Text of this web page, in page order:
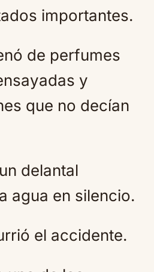
importantes.
de perfumes
y
que no decían
delantal
agua en silencio.
el accidente.